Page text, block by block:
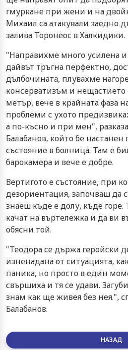
гмуркане при жени и на
Михаил са атакували заедно
залива Торонеос в Халкидики.
"Направихме много усилена и
дайвът тръгна перфектно,
дълбочината, плувахме
консерватизъм и нещастието
метър, вече в крайната фаза
проблеми с ухото
а по-късно и при мен",
Балабанов, който бе
състояние в болница. Там е
барокамера и вече е добре.
Вертигото е състояние, при
дезориентация, започваш да
знаеш къде е долу, къде горе.
качат на въртележка и да ви
обясни той.
"Теодора се държа геройски
изненадана от ситуацията,
паника, но просто в един
свършиха и тя се удави.
знам как ще живея без нея.",
Балабанов.
НАЗАД